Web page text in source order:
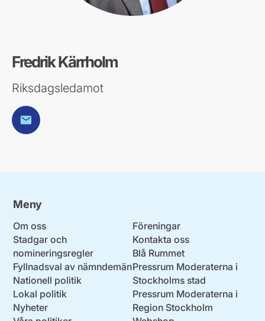
Fredrik Kärrholm
Riksdagsledamot
E-post
Meny
Om oss
Stadgar och
nomineringsregler
Fyllnadsval av nämndemän
Nationell politik
Lokal politik
Nyheter
Föreningar
Kontakta oss
Blå Rummet
Pressrum Moderaterna i
Stockholms stad
Pressrum Moderaterna i
Region Stockholm